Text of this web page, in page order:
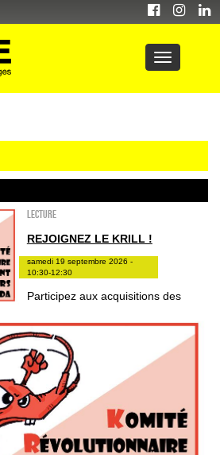
Lecture
REJOIGNEZ LE KRILL !
samedi 19 septembre 2026 -
10:30-12:30
Participez aux acquisitions des